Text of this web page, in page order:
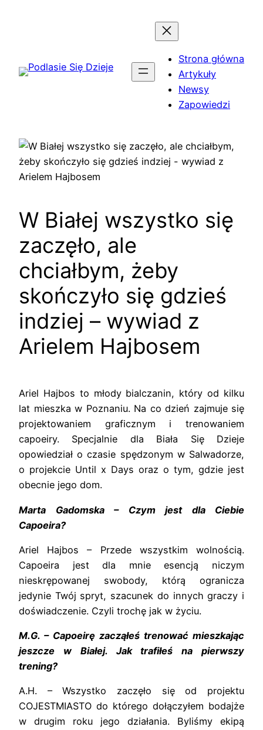
Strona główna
Artykuły
Newsy
Zapowiedzi
W Białej wszystko się
zaczęło, ale
chciałbym, żeby
skończyło się gdzieś
indziej – wywiad z
Arielem Hajbosem
Ariel Hajbos to młody bialczanin, który od kilku
lat mieszka w Poznaniu. Na co dzień zajmuje się
projektowaniem graficznym i trenowaniem
capoeiry. Specjalnie dla Biała Się Dzieje
opowiedział o czasie spędzonym w Salwadorze,
o projekcie Until x Days oraz o tym, gdzie jest
obecnie jego dom.
Marta Gadomska – Czym jest dla Ciebie
Capoeira?
Ariel Hajbos – Przede wszystkim wolnością.
Capoeira jest dla mnie esencją niczym
nieskrępowanej swobody, którą ogranicza
jedynie Twój spryt, szacunek do innych graczy i
doświadczenie. Czyli trochę jak w życiu.
M.G. – Capoeirę zacząłeś trenować mieszkając
jeszcze w Białej. Jak trafiłeś na pierwszy
trening?
A.H. – Wszystko zaczęło się od projektu
COJESTMIASTO do którego dołączyłem bodajże
w drugim roku jego działania. Byliśmy ekipą